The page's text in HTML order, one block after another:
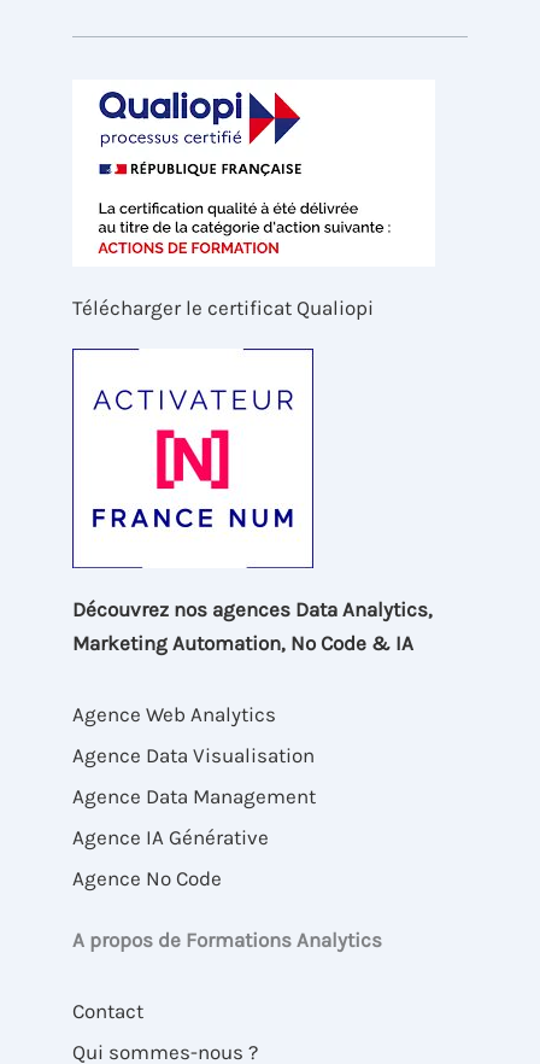
Télécharger le certificat Qualiopi
Découvrez nos agences Data Analytics,
Marketing Automation, No Code & IA
Agence Web Analytics
Agence Data Visualisation
Agence Data Management
Agence IA Générative
Agence No Code
A propos de Formations Analytics
Contact
Qui sommes-nous ?